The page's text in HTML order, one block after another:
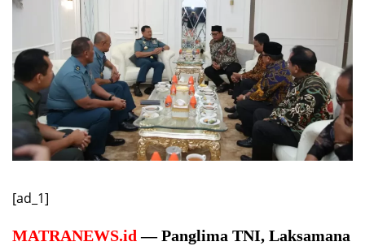
[ad_1]
MATRANEWS.id— Panglima TNI, Laksamana